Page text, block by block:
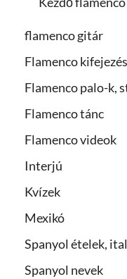
flamenco gitár
Flamenco
Flamenco palo-k,
Flamenco tánc
Flamenco videok
Interjú
Kvízek
Mexikó
Spanyol ételek,
Spanyol nevek